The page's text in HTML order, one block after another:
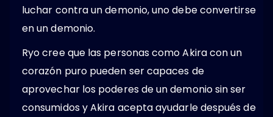
luchar contra un demonio, uno debe convertirse
en un demonio.
Ryo cree que las personas como Akira con un
corazón puro pueden ser capaces de
aprovechar los poderes de un demonio sin ser
consumidos y Akira acepta ayudarle después de